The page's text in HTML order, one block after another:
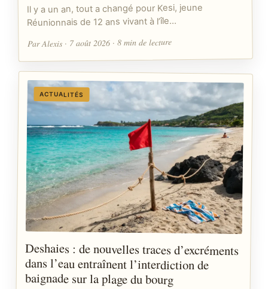
Il y a un an, tout a changé pour Kesi, jeune
Réunionnais de 12 ans vivant à l’île…
Par Alexis · 7 août 2026 · 8 min de lecture
ACTUALITÉS
Deshaies : de nouvelles traces d’excréments
dans l’eau entraînent l’interdiction de
baignade sur la plage du bourg